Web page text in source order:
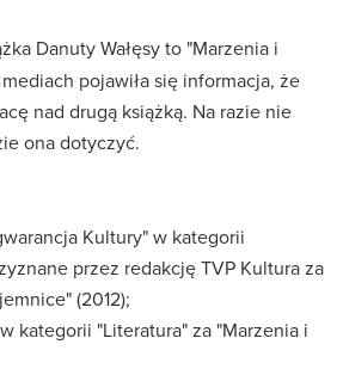
Danuty Wałęsy to "Marzenia i
mediach pojawiła się informacja, że
nad drugą książką. Na razie nie
ona dotyczyć.
Kultury" w kategorii
przez redakcję TVP Kultura za
(2012);
kategorii "Literatura" za "Marzenia i